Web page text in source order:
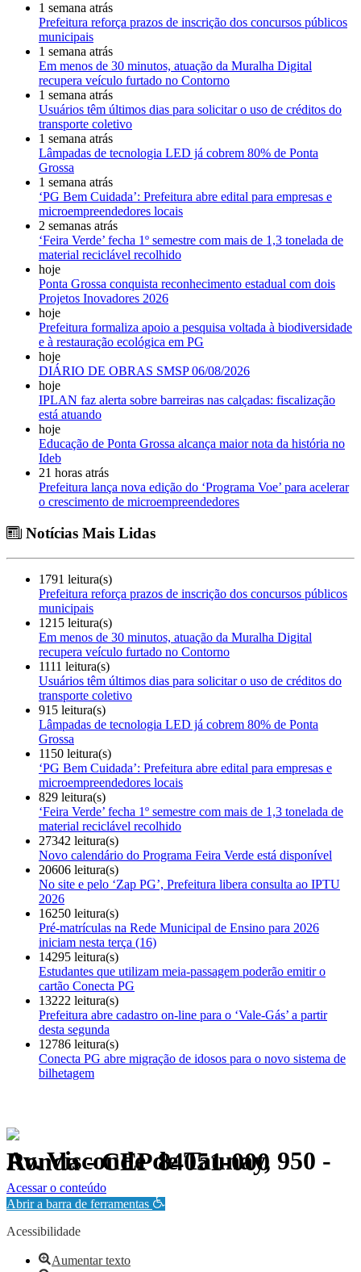
1 semana atrás
Prefeitura reforça prazos de inscrição dos concursos públicos
municipais
1 semana atrás
Em menos de 30 minutos, atuação da Muralha Digital
recupera veículo furtado no Contorno
1 semana atrás
Usuários têm últimos dias para solicitar o uso de créditos do
transporte coletivo
1 semana atrás
Lâmpadas de tecnologia LED já cobrem 80% de Ponta
Grossa
1 semana atrás
‘PG Bem Cuidada’: Prefeitura abre edital para empresas e
microempreendedores locais
2 semanas atrás
‘Feira Verde’ fecha 1º semestre com mais de 1,3 tonelada de
material reciclável recolhido
hoje
Ponta Grossa conquista reconhecimento estadual com dois
Projetos Inovadores 2026
hoje
Prefeitura formaliza apoio a pesquisa voltada à biodiversidade
e à restauração ecológica em PG
hoje
DIÁRIO DE OBRAS SMSP 06/08/2026
hoje
IPLAN faz alerta sobre barreiras nas calçadas: fiscalização
está atuando
hoje
Educação de Ponta Grossa alcança maior nota da história no
Ideb
21 horas atrás
Prefeitura lança nova edição do ‘Programa Voe’ para acelerar
o crescimento de microempreendedores
Notícias Mais Lidas
1791 leitura(s)
Prefeitura reforça prazos de inscrição dos concursos públicos
municipais
1215 leitura(s)
Em menos de 30 minutos, atuação da Muralha Digital
recupera veículo furtado no Contorno
1111 leitura(s)
Usuários têm últimos dias para solicitar o uso de créditos do
transporte coletivo
915 leitura(s)
Lâmpadas de tecnologia LED já cobrem 80% de Ponta
Grossa
1150 leitura(s)
‘PG Bem Cuidada’: Prefeitura abre edital para empresas e
microempreendedores locais
829 leitura(s)
‘Feira Verde’ fecha 1º semestre com mais de 1,3 tonelada de
material reciclável recolhido
27342 leitura(s)
Novo calendário do Programa Feira Verde está disponível
20606 leitura(s)
No site e pelo ‘Zap PG’, Prefeitura libera consulta ao IPTU
2026
16250 leitura(s)
Pré-matrículas na Rede Municipal de Ensino para 2026
iniciam nesta terça (16)
14295 leitura(s)
Estudantes que utilizam meia-passagem poderão emitir o
cartão Conecta PG
13222 leitura(s)
Prefeitura abre cadastro on-line para o ‘Vale-Gás’ a partir
desta segunda
12786 leitura(s)
Conecta PG abre migração de idosos para o novo sistema de
bilhetagem
Av. Visconde de Taunay, 950 - Ronda - CEP 84051-000
Política de Privacidade.
Acessar o conteúdo
Abrir a barra de ferramentas
Acessibilidade
Aumentar texto